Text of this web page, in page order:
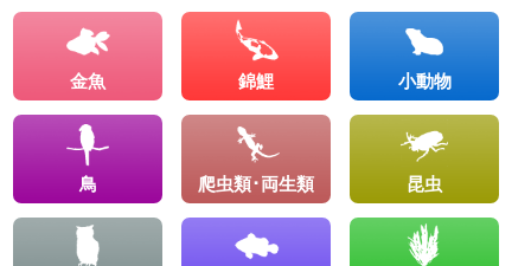
金魚 錦鯉 小動物
鳥 爬虫類･両生類 昆虫